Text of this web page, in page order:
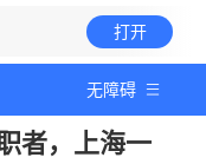
打开
无障碍
者，上海一